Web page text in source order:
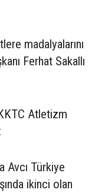
madalyalarını
Ferhat Sakallı
Atletizm
Avcı Türkiye
ikinci olan